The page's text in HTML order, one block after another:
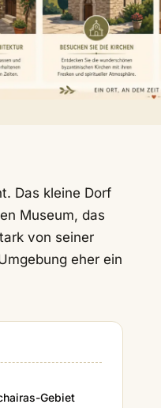
Das kleine Dorf
Museum, das
von seiner
eher ein
Gebiet